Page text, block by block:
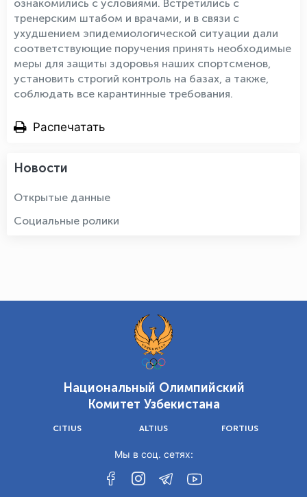
ознакомились с условиями. Встретились с
тренерским штабом и врачами, и в связи с
ухудшением эпидемиологической ситуации дали
соответствующие поручения принять необходимые
меры для защиты здоровья наших спортсменов,
установить строгий контроль на базах, а также,
соблюдать все карантинные требования.
Распечатать
Новости
Открытые данные
Социальные ролики
Национальный Олимпийский
Комитет Узбекистана
CITIUS ALTIUS FORTIUS
Мы в соц. сетях: